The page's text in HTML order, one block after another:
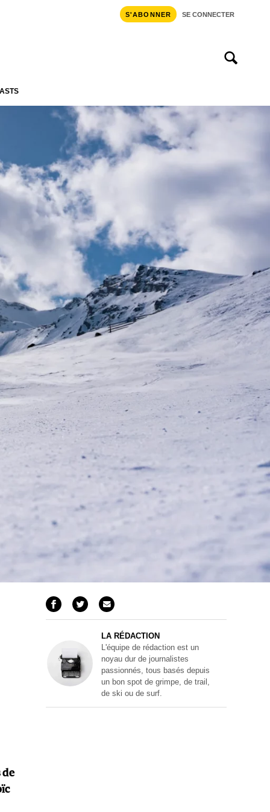
S'ABONNER SE CONNECTER
LA RÉDACTION
L'équipe de rédaction est un
noyau dur de journalistes
passionnés, tous basés depuis
un bon spot de grimpe, de trail,
de ski ou de surf.
de